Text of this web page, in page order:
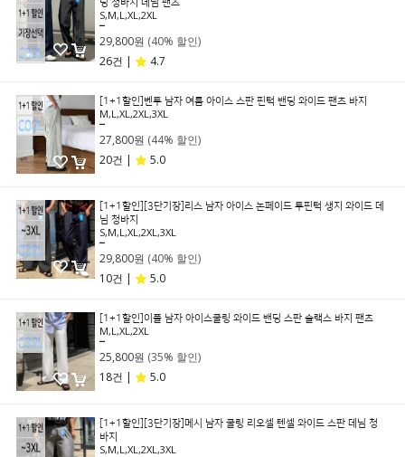
딩 청바지 데님 팬츠
S,M,L,XL,2XL
29,800원 (40% 할인)
26건 |
4.7
[1+1할인]벤투 남자 여름 아이스 스판 핀턱 밴딩 와이드 팬츠 바지
M,L,XL,2XL,3XL
27,800원 (44% 할인)
20건 |
5.0
[1+1할인][3단기장]리스 남자 아이스 논페이드 투핀턱 생지 와이드 데
님 청바지
S,M,L,XL,2XL,3XL
29,800원 (40% 할인)
10건 |
5.0
[1+1할인]이플 남자 아이스쿨링 와이드 밴딩 스판 슬랙스 바지 팬츠
M,L,XL,2XL
25,800원 (35% 할인)
18건 |
5.0
[1+1할인][3단기장]메시 남자 쿨링 리오셀 텐셀 와이드 스판 데님 청
바지
S,M,L,XL,2XL,3XL